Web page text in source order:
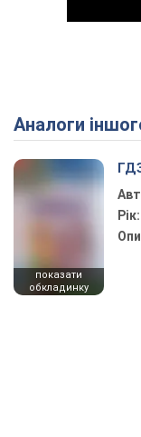
Аналоги
показати
обкладинку
Рік: